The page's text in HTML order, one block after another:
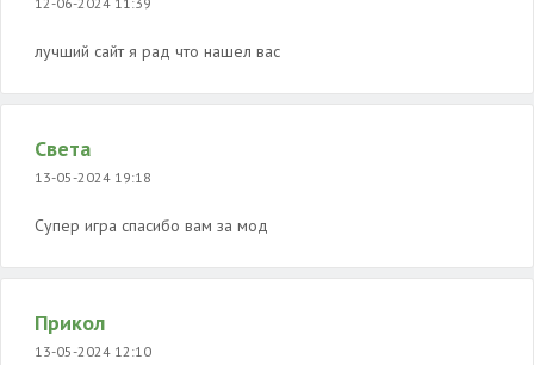
лучший сайт я рад что нашел вас
Света
13-05-2024 19:18
Супер игра спасибо вам за мод
Прикол
13-05-2024 12:10